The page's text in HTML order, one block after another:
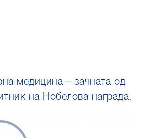
медицина – зачната од
на Нобелова награда.